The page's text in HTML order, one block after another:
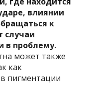
влиянии
к
случаи
в проблему.
может также
как
пигментации